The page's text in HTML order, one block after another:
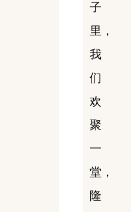
子
里，
我
们
欢
聚
一
堂，
隆